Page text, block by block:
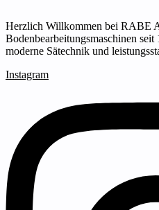
Herzlich Willkommen bei RABE
Bodenbearbeitungsmaschinen
moderne Sätechnik und
Instagram